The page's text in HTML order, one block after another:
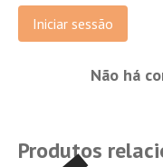
Iniciar sessão
Não há
Produtos